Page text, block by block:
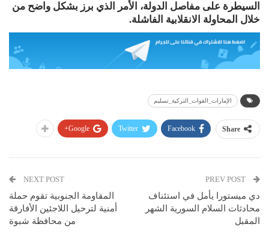
السيطرة على مفاصل الدولة، الأمر الذي برز بشكل واضح من
خلال المحاولة الانقلابية الفاشلة.
الإمارات_القوات_التركية_تسليم
Share
Facebook
Twitter
Google+
دي ميستورا يأمل في استئناف
محادثات السلام السورية الشهر
المقبل
NEXT POST
المقاومة الجنوبية تقوم حملة
أمنية لترحيل اللاجئين الأفارقة
من محافظة شبوة